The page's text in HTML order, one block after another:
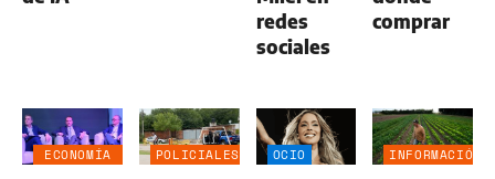
redes
sociales
comprar
ECONOMÍA
POLICIALES OCIO
INFORMACIÓN